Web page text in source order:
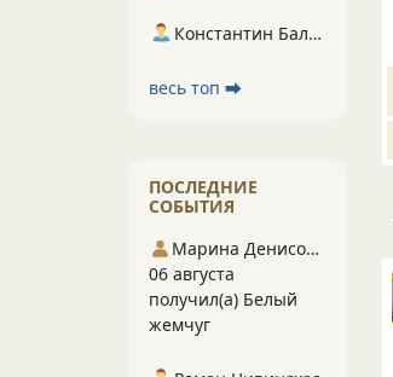
Константин Балухта
весь топ ⮕
ПОСЛЕДНИЕ
СОБЫТИЯ
Марина Денисова 5
06 августа
получил(а) Белый
жемчуг